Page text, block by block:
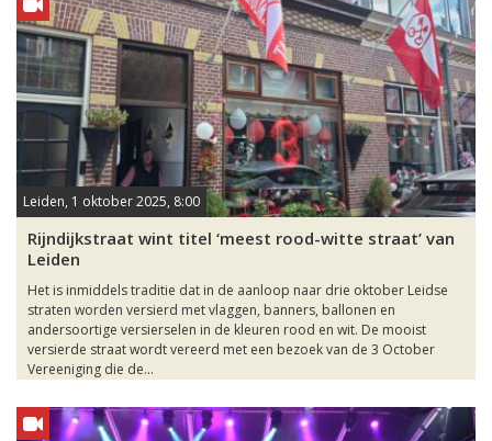
Leiden, 1 oktober 2025, 8:00
Rijndijkstraat wint titel ‘meest rood-witte straat’ van
Leiden
Het is inmiddels traditie dat in de aanloop naar drie oktober Leidse
straten worden versierd met vlaggen, banners, ballonen en
andersoortige versierselen in de kleuren rood en wit. De mooist
versierde straat wordt vereerd met een bezoek van de 3 October
Vereeniging die de...